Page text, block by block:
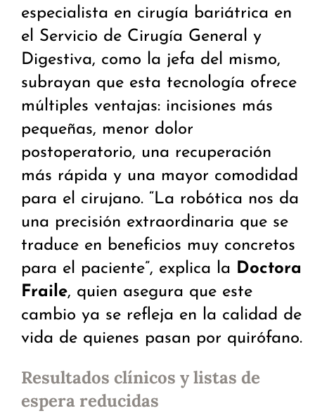
especialista en cirugía bariátrica en
el Servicio de Cirugía General y
Digestiva, como la jefa del mismo,
subrayan que esta tecnología ofrece
múltiples ventajas: incisiones más
pequeñas, menor dolor
postoperatorio, una recuperación
más rápida y una mayor comodidad
para el cirujano. “La robótica nos da
una precisión extraordinaria que se
traduce en beneficios muy concretos
para el paciente”, explica la Doctora
Fraile, quien asegura que este
cambio ya se refleja en la calidad de
vida de quienes pasan por quirófano.
Resultados clínicos y listas de
espera reducidas